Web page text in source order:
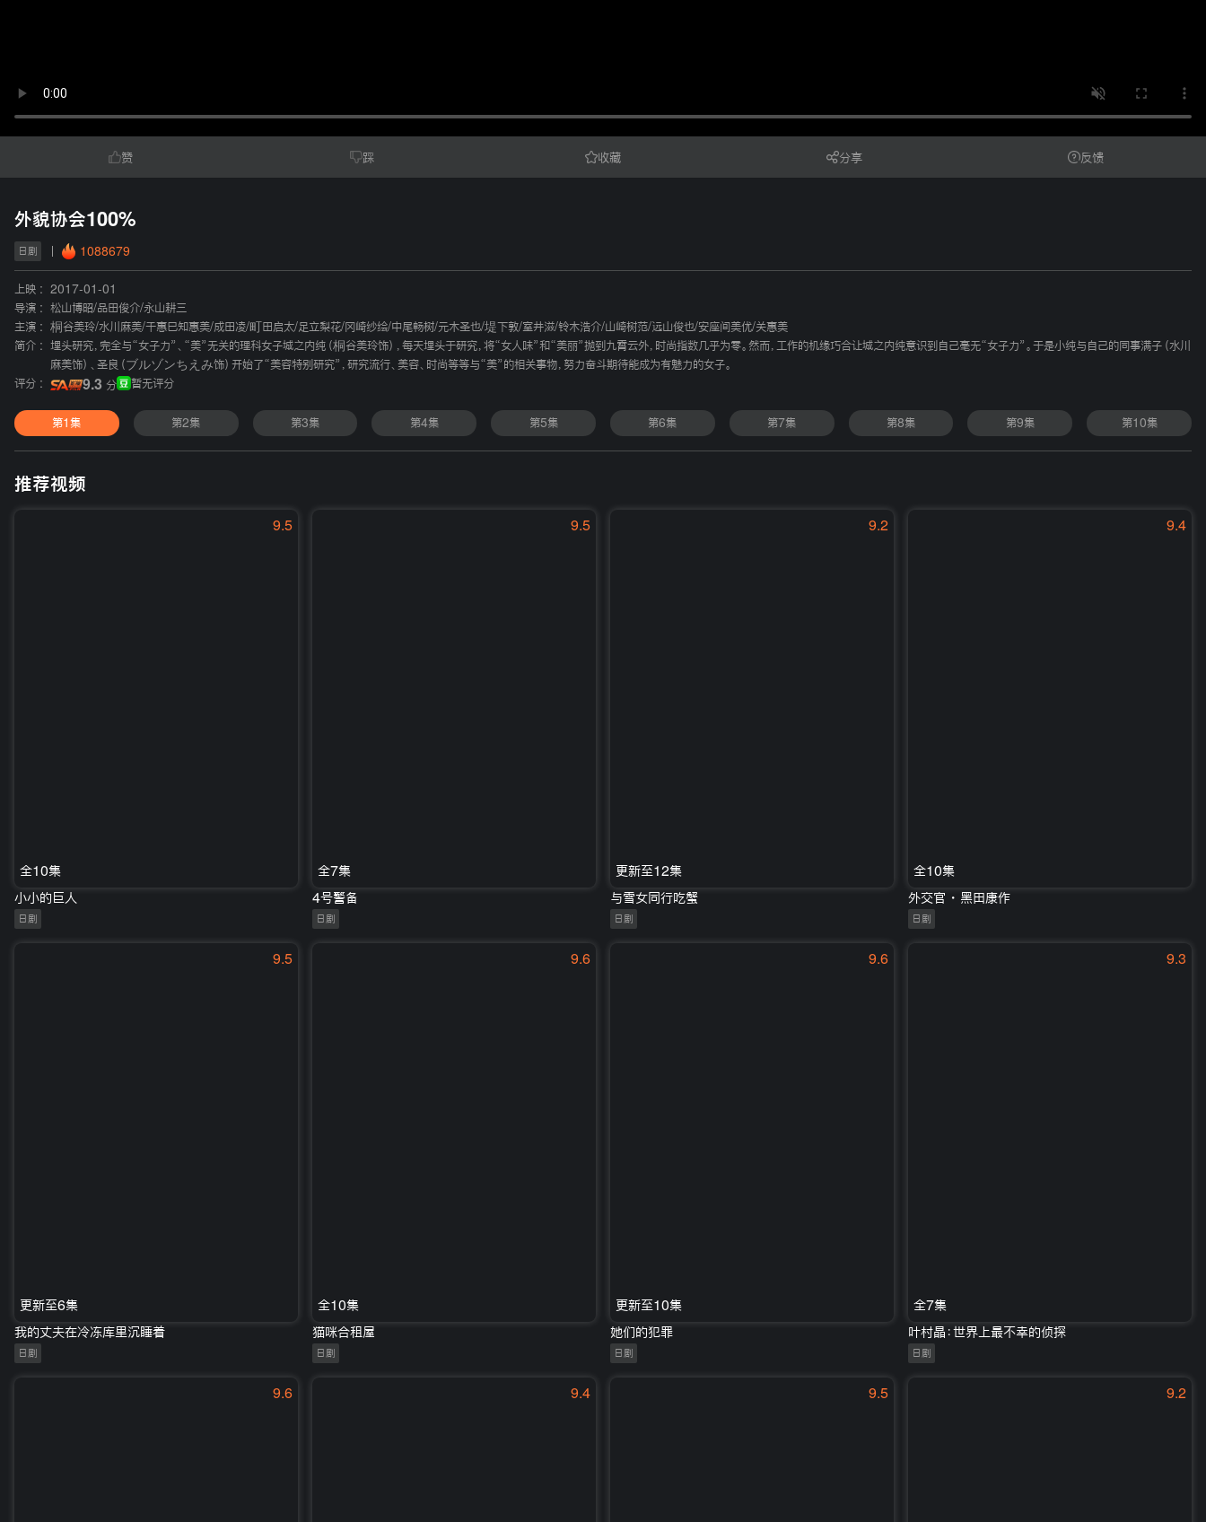
赞 踩 收藏 分享 反馈
外貌协会100%
日剧 1088679
上映 :
2017-01-01
导演 :
松山博昭/品田俊介/永山耕三
主演 :
桐谷美玲/水川麻美/千惠巳知惠美/成田凌/町田启太/足立梨花/冈崎纱绘/中尾畅树/元木圣也/堤下敦/室井滋/铃木浩介/山崎树范/远山俊也/安座间美优/关惠美
简介 :
埋头研究，完全与“女子力”、“美”无关的理科女子城之内纯（桐谷美玲饰），每天埋头于研究，将“女人味”和“美丽”抛到九霄云外，时尚指数几乎为零。然而，工作的机缘巧合让城之内纯意识到自己毫无“女子力”。于是小纯与自己的同事满子（水川
麻美饰）、圣良（ブルゾンちえみ饰）开始了“美容特别研究”，研究流行、美容、时尚等等与“美”的相关事物，努力奋斗期待能成为有魅力的女子。
评分 :
9.3 分 暂无评分
第1集 第2集 第3集 第4集 第5集 第6集 第7集 第8集 第9集 第10集
推荐视频
9.5
全10集
小小的巨人
日剧
9.5
全7集
4号警备
日剧
9.2
更新至12集
与雪女同行吃蟹
日剧
9.4
全10集
外交官・黑田康作
日剧
9.5
更新至6集
我的丈夫在冷冻库里沉睡着
日剧
9.6
全10集
猫咪合租屋
日剧
9.6
更新至10集
她们的犯罪
日剧
9.3
全7集
叶村晶：世界上最不幸的侦探
日剧
9.6 9.4 9.5 9.2